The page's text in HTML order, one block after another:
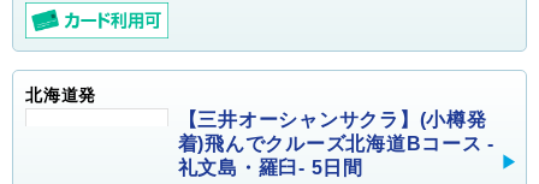
北海道発
【三井オーシャンサクラ】(小樽発
着)飛んでクルーズ北海道Bコース -
礼文島・羅臼- 5日間